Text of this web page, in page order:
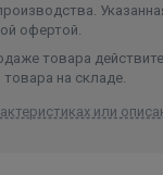
офертой.
товара
товара на складе.
или